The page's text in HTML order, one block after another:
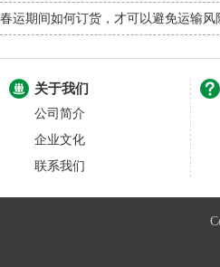
春运期间如何订货，才可以避免运输风
关于我们
公司简介
企业文化
联系我们